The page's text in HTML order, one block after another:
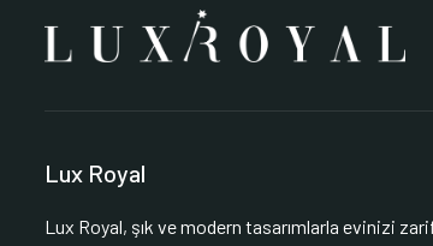
Lux Royal
Lux Royal, şık ve modern tasarımlarla evinizi